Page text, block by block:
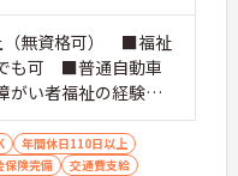
（無資格可） ■福祉
も可 ■普通自動車
い者福祉の経験は
年以上の方、障がい
持ちの方大歓迎
年間休日110日以上
保険完備 交通費支給